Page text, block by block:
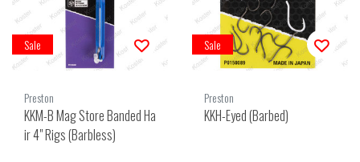
Sale
Preston
KKM-B Mag Store Banded Ha
ir 4" Rigs (Barbless)
Sale
Preston
KKH-Eyed (Barbed)